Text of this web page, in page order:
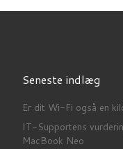
Seneste indlæg
Er dit Wi-Fi også en
IT-Supportens
MacBook Neo